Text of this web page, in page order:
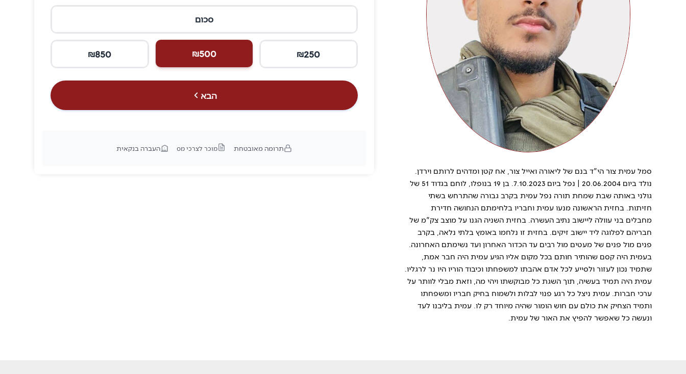
סמל עמית צור הי"ד בנם של ליאורה ואייל צור, אח קטן ומדהים לרותם וירדן.
נולד ביום 20.06.2004 | נפל ביום 7.10.2023. בן 19 בנופלו, לוחם בגדוד 51 של
גולני באותה שבת שמחת תורה נפל עמית בקרב גבורה שהתרחש בשתי
חזיתות. בחזית הראשונה מנעו עמית וחבריו בלחימתם הנחושה חדירת
מחבלים בני עוולה ליישוב נתיב העשרה. בחזית השניה הגנו על מוצב צק"מ של
חבריהם לפלוגה ליד יישוב זיקים. בחזית זו נלחמו באומץ בלתי נלאה, בקרב
פנים מול פנים של מעטים מול רבים עד הכדור האחרון ועד נשימתם האחרונה.
בעמית היה קסם שהותיר חותם בכל מקום אליו הגיע עמית היה חבר אמת,
שתמיד נכון לעזור ולסייע לכל אדם אהבתו למשפחתו וכיבוד הוריו היו נר לרגליו.
עמית היה תמיד בעשיה, תוך השגת כל מבוקשתו ויהי מה, וזאת מבלי לוותר על
ערכי חברות. עמית ניצל כל רגע פנוי לבלות ולשמוח בחיק חבריו ומשפחתו
ותמיד הצחיק את כולם עם חוש הומור שהיה מיוחד רק לו. עמית בליבנו לעד
ונעשה כל שאפשר להפיץ את האור של עמית.
סכום
250
₪
500
₪
850
₪
הבא
תרומה מאובטחת מוכר לצרכי מס העברה בנקאית